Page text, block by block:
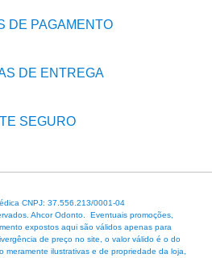
DE PAGAMENTO
DE ENTREGA
SEGURO
CNPJ: 37.556.213/0001-04
Ahcor Odonto. Eventuais promoções,
expostos aqui são válidos apenas para
de preço no site, o valor válido é o do
meramente ilustrativas e de propriedade da loja,